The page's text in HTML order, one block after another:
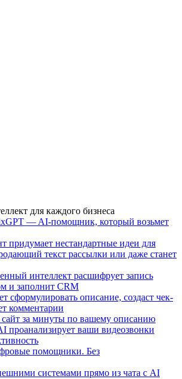
для каждого бизнеса
— AI-помощник, который возьмет
придумает нестандартные идеи для
текст рассылки или даже станет
интеллект расшифрует запись
и заполнит CRM
сформулировать описание, создаст чек-
комментарии
сайт за минуты по вашему описанию
проанализирует ваши видеозвонки
помощники. Без
системами прямо из чата с AI